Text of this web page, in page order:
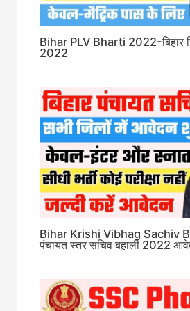
Bihar PLV Bharti 2022-बिहार
2022
Bihar Krishi Vibhag Sachiv
पंचायत स्तर सचिव बहाली 2022